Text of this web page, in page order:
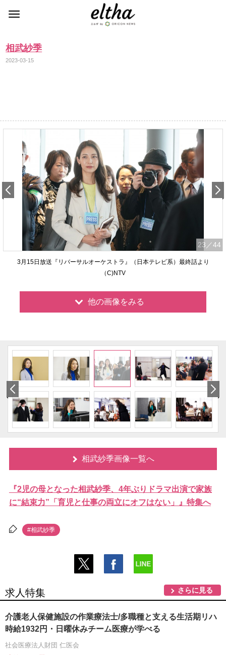
相武紗季
2023-03-15
23 ／44
3月15日放送『リバーサルオーケストラ』（日本テレビ系）最終話より
（C)NTV
他の画像をみる
相武紗季画像一覧へ
『2児の母となった相武紗季、4年ぶりドラマ出演で家族
に“結束力”「育児と仕事の両立にオフはない」』特集へ
#相武紗季
求人特集 さらに見る
介護老人保健施設の作業療法士/多職種と支える生活期リハ
時給1932円・日曜休みチーム医療が学べる
社会医療法人財団 仁医会